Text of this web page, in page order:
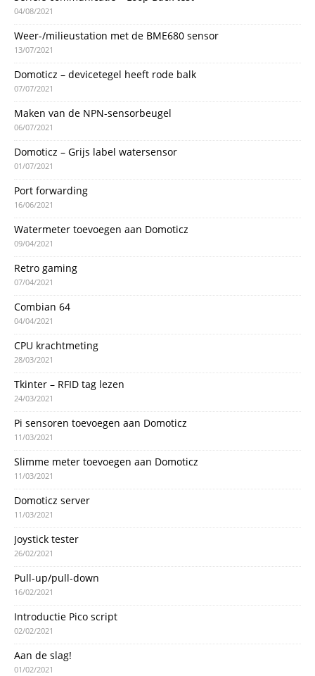
04/08/2021
Weer-/milieustation met de BME680 sensor
13/07/2021
Domoticz – devicetegel heeft rode balk
07/07/2021
Maken van de NPN-sensorbeugel
06/07/2021
Domoticz – Grijs label watersensor
01/07/2021
Port forwarding
16/06/2021
Watermeter toevoegen aan Domoticz
09/04/2021
Retro gaming
07/04/2021
Combian 64
04/04/2021
CPU krachtmeting
28/03/2021
Tkinter – RFID tag lezen
24/03/2021
Pi sensoren toevoegen aan Domoticz
11/03/2021
Slimme meter toevoegen aan Domoticz
11/03/2021
Domoticz server
11/03/2021
Joystick tester
26/02/2021
Pull-up/pull-down
16/02/2021
Introductie Pico script
02/02/2021
Aan de slag!
01/02/2021